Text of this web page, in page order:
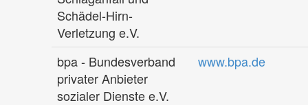
Schädel-Hirn-
Verletzung e.V.
bpa - Bundesverband
privater Anbieter
sozialer Dienste e.V.
www.bpa.de